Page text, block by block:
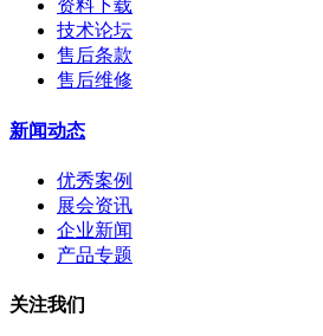
资料下载
技术论坛
售后条款
售后维修
新闻动态
优秀案例
展会资讯
企业新闻
产品专题
关注我们